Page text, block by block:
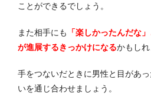
ことができるでしょう。
また相手にも
「楽しかったんだな
が進展するきっかけになるかもしれ
手をつないだときに男性と目があ
いを通じ合わせましょう。